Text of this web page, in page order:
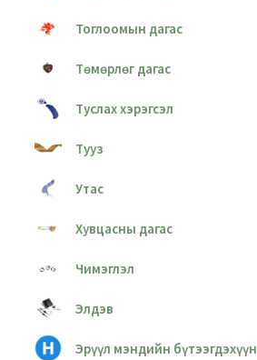
Тоглоомын дагас
Төмөрлөг дагас
Туслах хэрэгсэл
Тууз
Утас
Хувцасны дагас
Чимэглэл
Элдэв
Эрүүл мэндийн бүтээгдэхүүн